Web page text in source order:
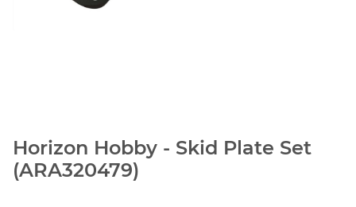
Horizon Hobby - Skid Plate Set
(ARA320479)